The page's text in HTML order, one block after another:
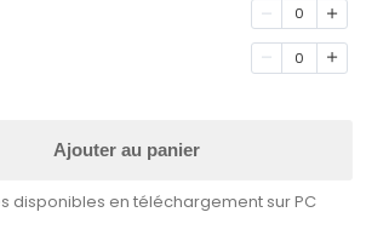
0
0
Ajouter au panier
disponibles en téléchargement sur PC